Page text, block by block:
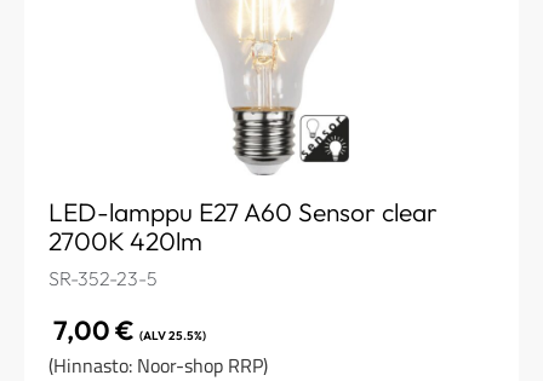
LED-lamppu E27 A60 Sensor clear
2700K 420lm
SR-352-23-5
7,00€ (ALV 25.5%)
(Hinnasto: Noor-shop RRP)